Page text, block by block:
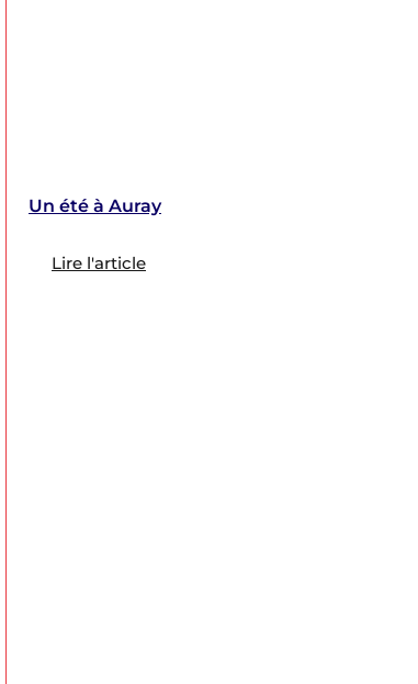
Un été à Auray
Lire l'article